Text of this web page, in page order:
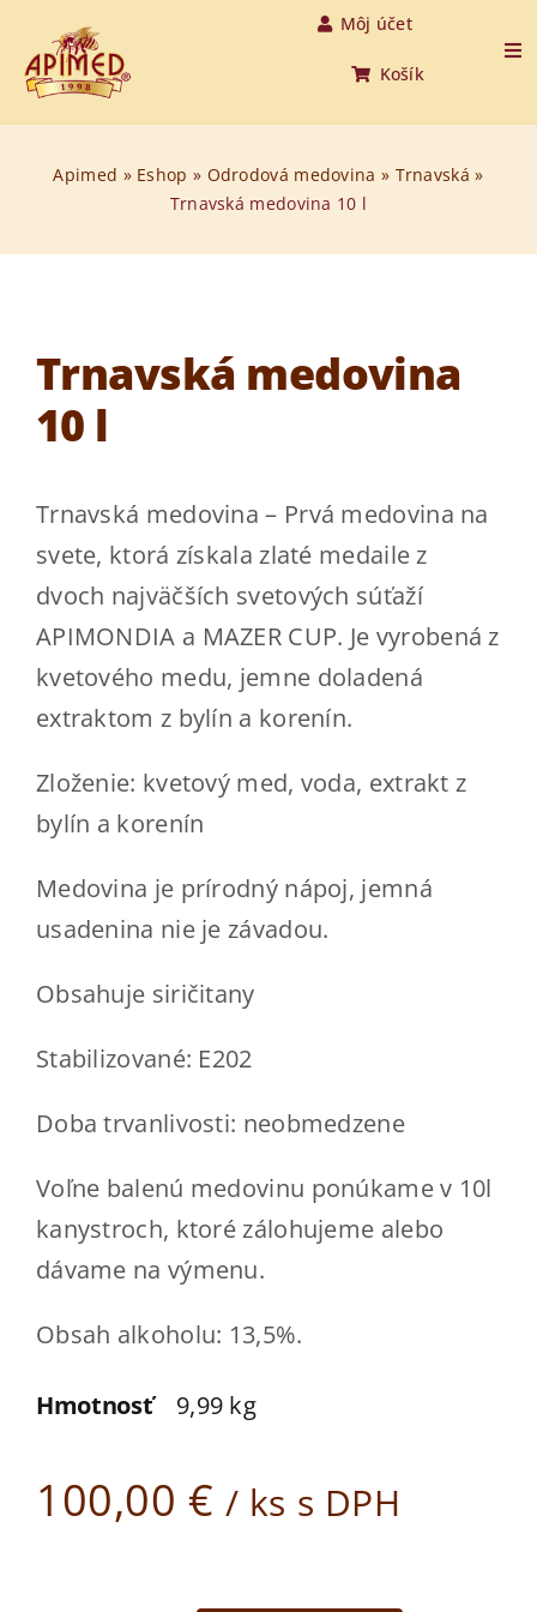
content
Môj účet
Košík
O včelách
Kde kúpiť
ESHOP
Apimed » Eshop » Odrodová medovina » Trnavská »
Trnavská medovina 10 l
Trnavská medovina
10 l
Trnavská medovina – Prvá medovina na
svete, ktorá získala zlaté medaile z
dvoch najväčších svetových súťaží
APIMONDIA a MAZER CUP. Je vyrobená z
kvetového medu, jemne doladená
extraktom z bylín a korenín.
Zloženie: kvetový med, voda, extrakt z
bylín a korenín
Medovina je prírodný nápoj, jemná
usadenina nie je závadou.
Obsahuje siričitany
Stabilizované: E202
Doba trvanlivosti: neobmedzene
Voľne balenú medovinu ponúkame v 10l
kanystroch, ktoré zálohujeme alebo
dávame na výmenu.
Obsah alkoholu: 13,5%.
Hmotnosť 9,99 kg
100,00 € / ks s DPH